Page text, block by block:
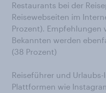
Restaurants bei der
Reisewebseiten im
Prozent). Empfehlungen
Bekannten werden
(38 Prozent)
Reiseführer und
Plattformen wie